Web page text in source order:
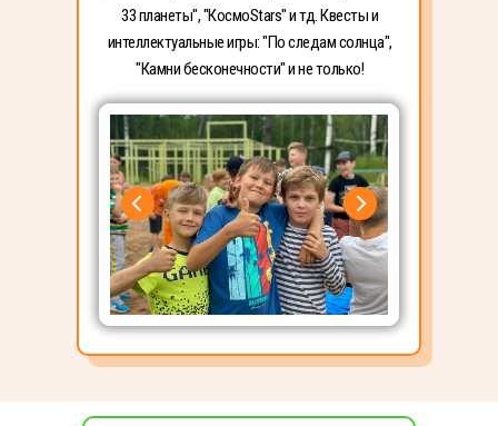
33 планеты", "КосмоStars" и тд. Квесты и
интеллектуальные игры: "По следам солнца",
"Камни бесконечности" и не только!